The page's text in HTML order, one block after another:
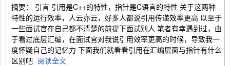
摘要： 引言 引用是C++的特性，指针是C语言的特性 关于这两种
特性的运行效率，人云亦云，好多人都说引用传递效率更高 以至于
一些面试官在自己都不清楚的前提下面试别人 笔者有幸遇到过，由
于看过底层汇编，在面试官对我说引用效率更高的时候，导致我一
度怀疑自己的记忆力 下面我们就看看引用在汇编层面与指针有什么
区别吧 阅读全文